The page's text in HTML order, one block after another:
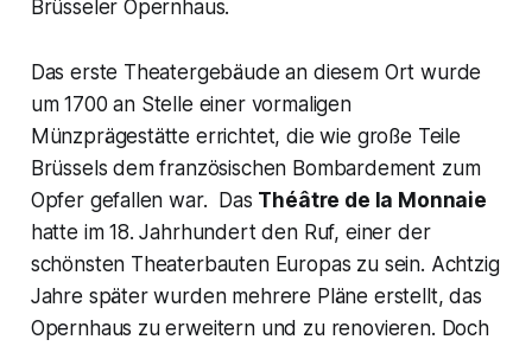
Brüsseler Opernhaus.
Das erste Theatergebäude an diesem Ort wurde
um 1700 an Stelle einer vormaligen
Münzprägestätte errichtet, die wie große Teile
Brüssels dem französischen Bombardement zum
Opfer gefallen war. Das Théâtre de la Monnaie
hatte im 18. Jahrhundert den Ruf, einer der
schönsten Theaterbauten Europas zu sein. Achtzig
Jahre später wurden mehrere Pläne erstellt, das
Opernhaus zu erweitern und zu renovieren. Doch